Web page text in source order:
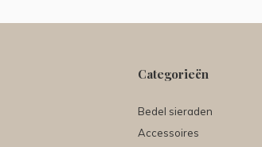
Categorieën
Bedel sieraden
Accessoires